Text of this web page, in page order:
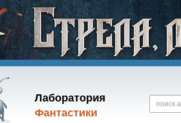
Лаборатория
Фантастики